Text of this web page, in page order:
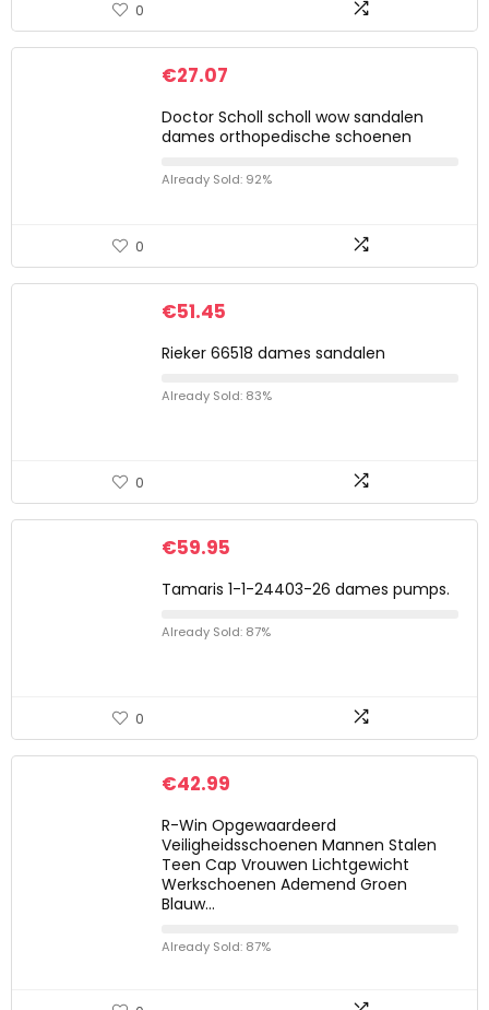
0
€27.07
Doctor Scholl scholl wow sandalen
dames orthopedische schoenen
Already Sold: 92%
0
€51.45
Rieker 66518 dames sandalen
Already Sold: 83%
0
€59.95
Tamaris 1-1-24403-26 dames pumps.
Already Sold: 87%
0
€42.99
R-Win Opgewaardeerd
Veiligheidsschoenen Mannen Stalen
Teen Cap Vrouwen Lichtgewicht
Werkschoenen Ademend Groen
Blauw…
Already Sold: 87%